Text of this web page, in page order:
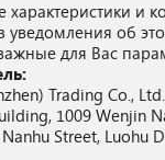
характеристики и
уведомления об
для Вас
Trading Co.,
1009 Wenjin
Street, Luohu